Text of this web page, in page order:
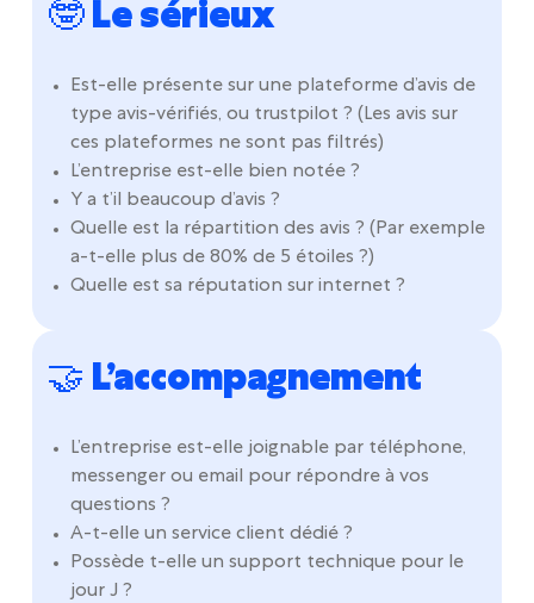
🤓 Le sérieux
Est-elle présente sur une plateforme d’avis de
type avis-vérifiés, ou trustpilot ? (Les avis sur
ces plateformes ne sont pas filtrés)
L’entreprise est-elle bien notée ?
Y a t’il beaucoup d’avis ?
Quelle est la répartition des avis ? (Par exemple
a-t-elle plus de 80% de 5 étoiles ?)
Quelle est sa réputation sur internet ?
🤝 L’accompagnement
L’entreprise est-elle joignable par téléphone,
messenger ou email pour répondre à vos
questions ?
A-t-elle un service client dédié ?
Possède t-elle un support technique pour le
jour J ?